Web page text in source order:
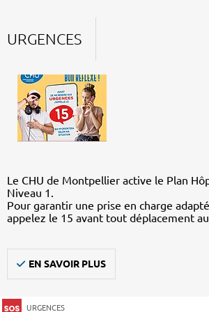
URGENCES
Le CHU de Montpellier active le Plan
Niveau 1.
Pour garantir une prise en charge
appelez le 15 avant tout déplacement
EN SAVOIR PLUS
URGENCES